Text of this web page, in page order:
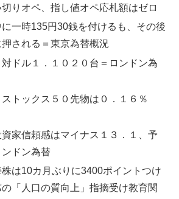
りオペ、指し値オペ応札額はゼロ
に一時135円30銭を付けるも、その後
される＝東京為替概況
ドル１．１０２０台＝ロンドン為
トックス５０先物は０．１６％
資家信頼感はマイナス１３．１、予
ドン為替
は10カ月ぶりに3400ポイントつけ
「人口の質向上」指摘受け教育関